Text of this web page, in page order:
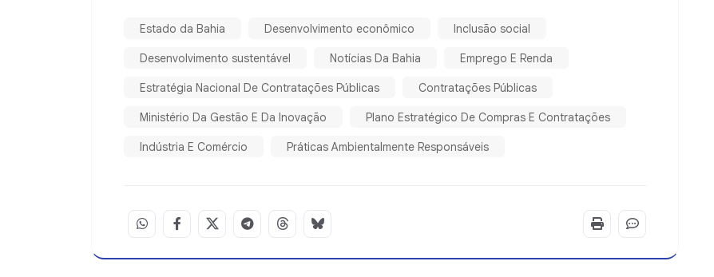
Estado da Bahia Desenvolvimento econômico Inclusão social
Desenvolvimento sustentável Notícias Da Bahia Emprego E Renda
Estratégia Nacional De Contratações Públicas Contratações Públicas
Ministério Da Gestão E Da Inovação Plano Estratégico De Compras E Contratações
Indústria E Comércio Práticas Ambientalmente Responsáveis